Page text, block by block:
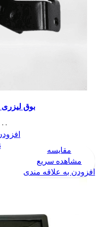
بوق لیزری
مقایسه
مشاهده سریع
افزودن به علاقه مندی